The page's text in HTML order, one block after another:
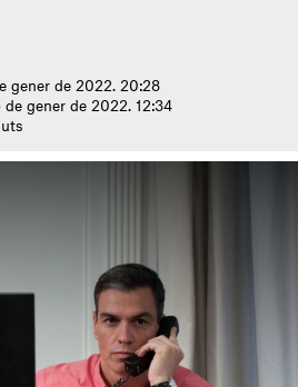
gener de 2022. 20:28
gener de 2022. 12:34